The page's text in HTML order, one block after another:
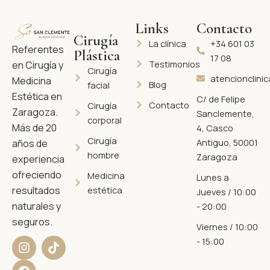
Referentes
en Cirugía y
Medicina
Estética en
Zaragoza.
Más de 20
años de
experiencia
ofreciendo
resultados
naturales y
seguros.
I
n
s
T
i
F
a
c
Cirugía
Plástica
Cirugía
facial
Cirugía
corporal
Cirugía
hombre
Medicina
estética
Links
La clínica
Testimonios
Blog
Contacto
Contacto
+34 601 03
17 08
C/ de Felipe
Sanclemente,
4, Casco
Antiguo, 50001
Zaragoza
Lunes a
Jueves / 10:00
- 20:00
Viernes / 10:00
- 15:00